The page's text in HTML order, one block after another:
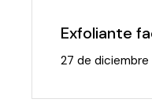
Exfoliante
27 de diciembre